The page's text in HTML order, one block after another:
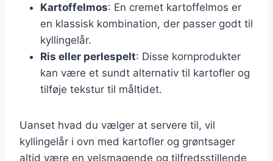
Kartoffelmos: En cremet kartoffelmos er
en klassisk kombination, der passer godt til
kyllingelår.
Ris eller perlespelt: Disse kornprodukter
kan være et sundt alternativ til kartofler og
tilføje tekstur til måltidet.
Uanset hvad du vælger at servere til, vil
kyllingelår i ovn med kartofler og grøntsager
altid være en velsmagende og tilfredsstillende